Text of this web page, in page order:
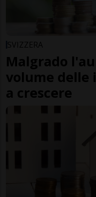
SVIZZERA
Malgrado
volume delle
a crescere